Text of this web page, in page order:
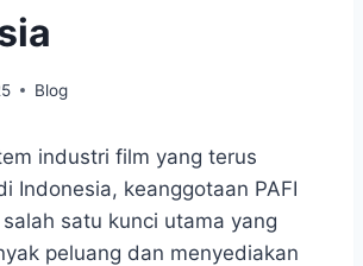
Blog
industri film yang terus
Indonesia, keanggotaan PAFI
satu kunci utama yang
peluang dan menyediakan